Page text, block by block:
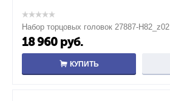
Набор торцовых головок 27887-H82_z02
18 960 руб.
КУПИТЬ